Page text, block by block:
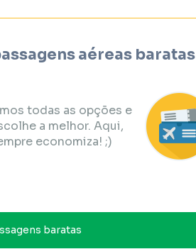
aéreas baratas
todas as opções e
a melhor. Aqui,
economiza! ;)
baratas